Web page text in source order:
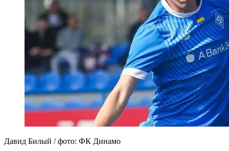
Давид Билый / фото: ФК Динамо